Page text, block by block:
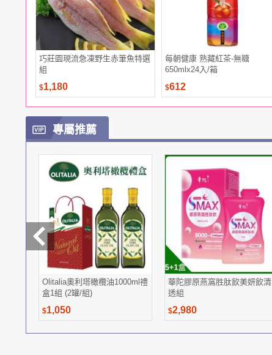
巧莊園現流急凍野生赤筆魚特選
組
$1,180
每朝健康 熟藏紅茶-無糖
650mlx24入/箱
$612
專屬推薦
Olitalia奧利塔橄欖油1000ml禮
盒1組 (2罐/組)
$1,050
華陀膠原燕窩胜肽飲美妍飲清
透組
$2,980